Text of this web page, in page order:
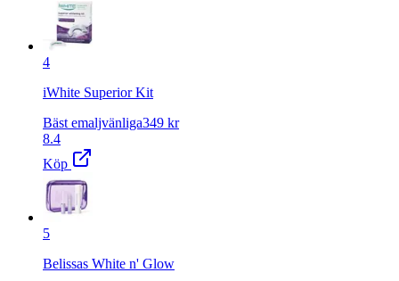
4
iWhite Superior Kit
Bäst emaljvänliga349 kr
8.4
Köp
5
Belissas White n' Glow